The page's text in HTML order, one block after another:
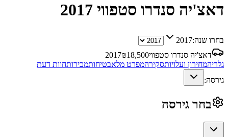
דאצ'יה סנדרו סטפווי 2017
בחרו שנה:2017
דאצ'יה סנדרו סטפווי
2017₪18,500
גלריהמחירון ועלויותסקירהמפרט מלאבטיחותמכירותחוות דעת
גירסה:
בחר גירסה